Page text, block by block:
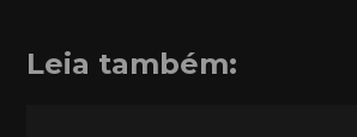
Leia também: